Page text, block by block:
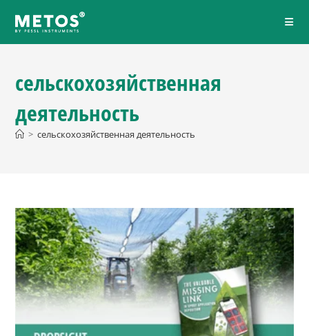
сельскохозяйственная
деятельность
> сельскохозяйственная деятельность